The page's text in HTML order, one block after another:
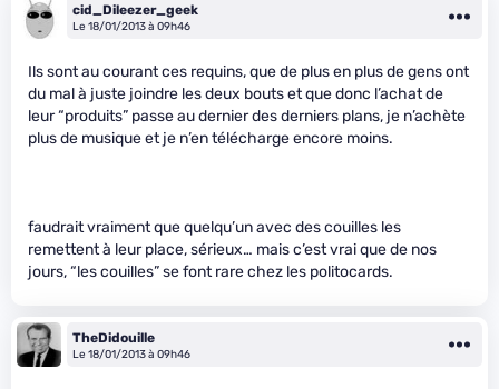
cid_Dileezer_geek
Le 18/01/2013 à 09h46
Ils sont au courant ces requins, que de plus en plus de gens ont
du mal à juste joindre les deux bouts et que donc l’achat de
leur “produits” passe au dernier des derniers plans, je n’achète
plus de musique et je n’en télécharge encore moins.
faudrait vraiment que quelqu’un avec des couilles les
remettent à leur place, sérieux… mais c’est vrai que de nos
jours, “les couilles” se font rare chez les politocards.
TheDidouille
Le 18/01/2013 à 09h46